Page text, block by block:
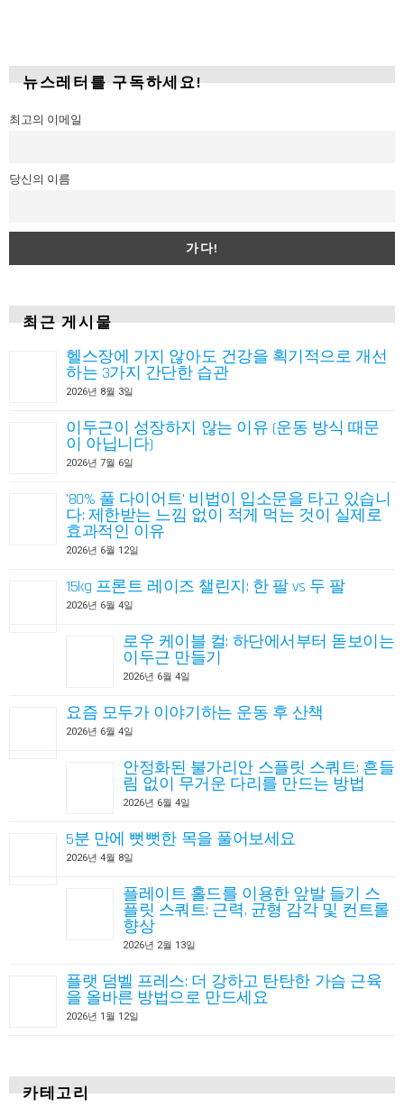
뉴스레터를 구독하세요!
최고의 이메일
당신의 이름
최근 게시물
헬스장에 가지 않아도 건강을 획기적으로 개선
하는 3가지 간단한 습관
2026년 8월 3일
이두근이 성장하지 않는 이유 (운동 방식 때문
이 아닙니다)
2026년 7월 6일
'80% 풀 다이어트' 비법이 입소문을 타고 있습니
다: 제한받는 느낌 없이 적게 먹는 것이 실제로
효과적인 이유
2026년 6월 12일
15kg 프론트 레이즈 챌린지: 한 팔 vs 두 팔
2026년 6월 4일
로우 케이블 컬: 하단에서부터 돋보이는
이두근 만들기
2026년 6월 4일
요즘 모두가 이야기하는 운동 후 산책
2026년 6월 4일
안정화된 불가리안 스플릿 스쿼트: 흔들
림 없이 무거운 다리를 만드는 방법
2026년 6월 4일
5분 만에 뻣뻣한 목을 풀어보세요
2026년 4월 8일
플레이트 홀드를 이용한 앞발 들기 스
플릿 스쿼트: 근력, 균형 감각 및 컨트롤
향상
2026년 2월 13일
플랫 덤벨 프레스: 더 강하고 탄탄한 가슴 근육
을 올바른 방법으로 만드세요
2026년 1월 12일
카테고리